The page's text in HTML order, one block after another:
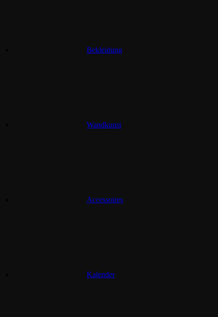
Bekleidung
Wandkunst
Accessoires
Kalender